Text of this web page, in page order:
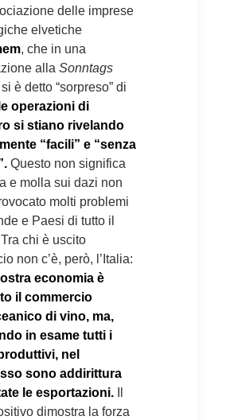
delle imprese
elvetiche
, che in una
alla Sonntags
si è detto “sorpreso” di
le operazioni di
si stiano rivelando
“facili” e “senza
Questo non significa
e molla sui dazi non
molti problemi
e Paesi di tutto il
chi è uscito
non c’è, però, l’Italia:
economia è
il commercio
di vino, ma,
in esame tutti i
nel
sono addirittura
le esportazioni.
dimostra la forza